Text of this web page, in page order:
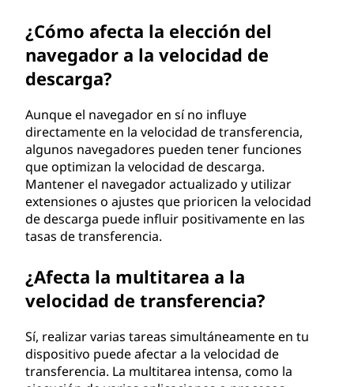
¿Cómo afecta la elección del
navegador a la velocidad de
descarga?
Aunque el navegador en sí no influye
directamente en la velocidad de transferencia,
algunos navegadores pueden tener funciones
que optimizan la velocidad de descarga.
Mantener el navegador actualizado y utilizar
extensiones o ajustes que prioricen la velocidad
de descarga puede influir positivamente en las
tasas de transferencia.
¿Afecta la multitarea a la
velocidad de transferencia?
Sí, realizar varias tareas simultáneamente en tu
dispositivo puede afectar a la velocidad de
transferencia. La multitarea intensa, como la